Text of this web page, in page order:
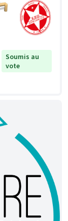
Soumis au
vote